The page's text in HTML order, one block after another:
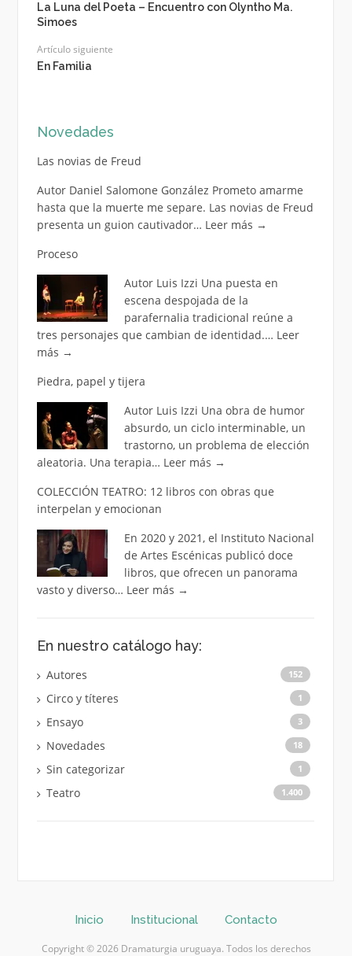
La Luna del Poeta – Encuentro con Olyntho Ma.
Simoes
Artículo siguiente
En Familia
Novedades
Las novias de Freud
Autor Daniel Salomone González Prometo amarme
hasta que la muerte me separe. Las novias de Freud
presenta un guion cautivador… Leer más →
Proceso
Autor Luis Izzi Una puesta en
escena despojada de la
parafernalia tradicional reúne a
tres personajes que cambian de identidad.… Leer
más →
Piedra, papel y tijera
Autor Luis Izzi Una obra de humor
absurdo, un ciclo interminable, un
trastorno, un problema de elección
aleatoria. Una terapia… Leer más →
COLECCIÓN TEATRO: 12 libros con obras que
interpelan y emocionan
En 2020 y 2021, el Instituto Nacional
de Artes Escénicas publicó doce
libros, que ofrecen un panorama
vasto y diverso… Leer más →
En nuestro catálogo hay:
Autores 152
Circo y títeres 1
Ensayo 3
Novedades 18
Sin categorizar 1
Teatro 1.400
Inicio Institucional Contacto
Copyright © 2026 Dramaturgia uruguaya. Todos los derechos